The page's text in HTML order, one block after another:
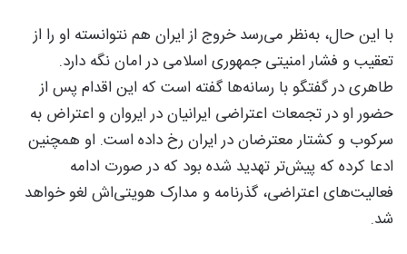
با این حال، به‌نظر می‌رسد خروج از ایران هم نتوانسته او را از
تعقیب و فشار امنیتی جمهوری اسلامی در امان نگه دارد.
طاهری در گفتگو با رسانه‌ها گفته است که این اقدام پس از
حضور او در تجمعات اعتراضی ایرانیان در ایروان و اعتراض به
سرکوب و کشتار معترضان در ایران رخ داده است. او همچنین
ادعا کرده که پیش‌تر تهدید شده بود که در صورت ادامه
فعالیت‌های اعتراضی، گذرنامه و مدارک هویتی‌اش لغو خواهد
شد.